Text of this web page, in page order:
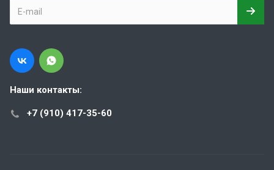
Наши контакты:
+7 (910) 417-35-60